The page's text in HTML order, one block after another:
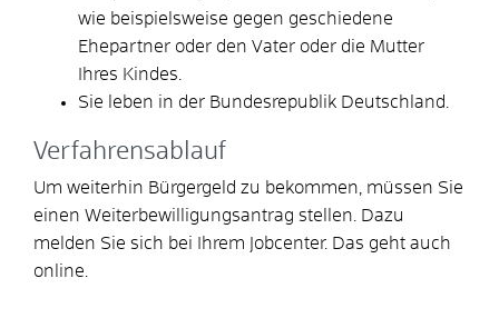
wie beispielsweise gegen geschiedene
Ehepartner oder den Vater oder die Mutter
Ihres Kindes.
Sie leben in der Bundesrepublik Deutschland.
Verfahrensablauf
Um weiterhin Bürgergeld zu bekommen, müssen Sie
einen Weiterbewilligungsantrag stellen. Dazu
melden Sie sich bei Ihrem Jobcenter. Das geht auch
online.